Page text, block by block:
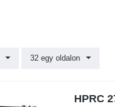
32 egy oldalon
HPRC